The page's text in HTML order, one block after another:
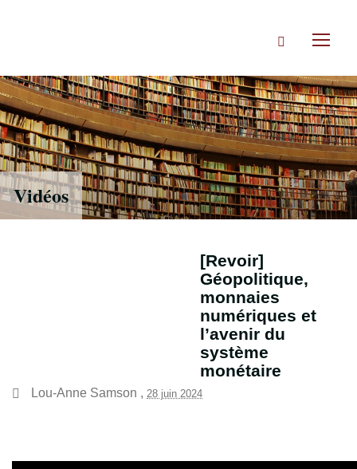
Rechercher
Vidéos
[Revoir]
Géopolitique,
monnaies
numériques et
l’avenir du
système
monétaire
Lou-Anne Samson , 28 juin 2024